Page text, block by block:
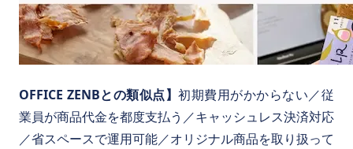
OFFICE ZENBとの類似点】初期費用がかからない／従
業員が商品代金を都度支払う／キャッシュレス決済対応
／省スペースで運用可能／オリジナル商品を取り扱って